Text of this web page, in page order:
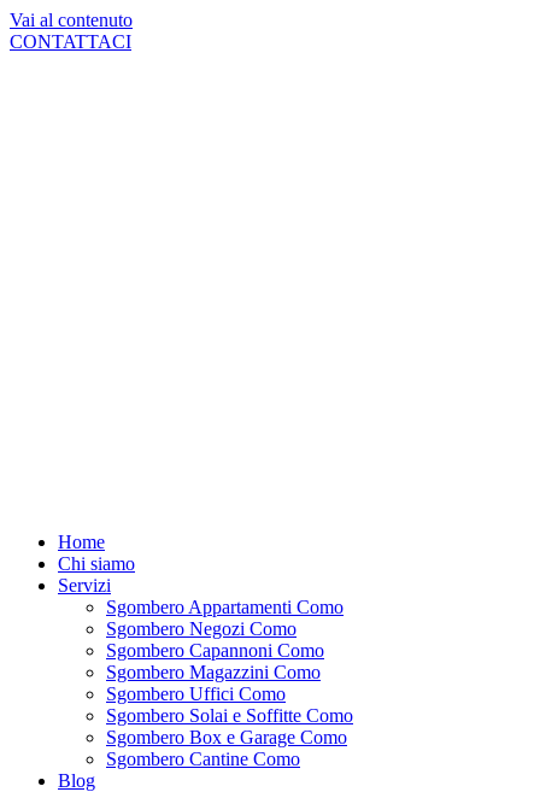
Vai al contenuto
CONTATTACI
Home
Chi siamo
Servizi
Sgombero Appartamenti Como
Sgombero Negozi Como
Sgombero Capannoni Como
Sgombero Magazzini Como
Sgombero Uffici Como
Sgombero Solai e Soffitte Como
Sgombero Box e Garage Como
Sgombero Cantine Como
Blog